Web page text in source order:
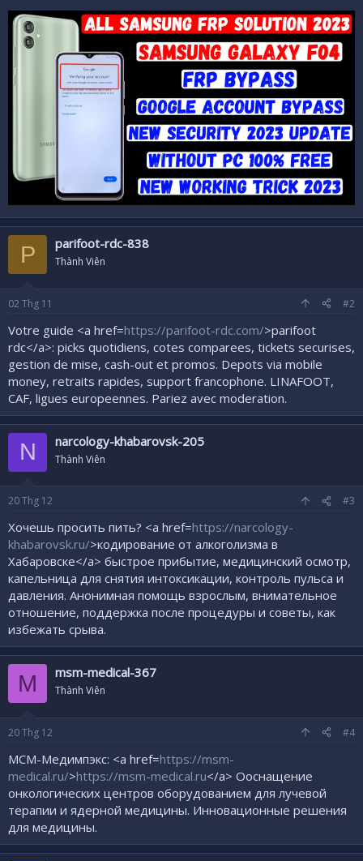
P parifoot-rdc-838
Thành Viên
02 Thg 11 #2
Votre guide <a href=https://parifoot-rdc.com/>parifoot
rdc</a>: picks quotidiens, cotes comparees, tickets securises,
gestion de mise, cash-out et promos. Depots via mobile
money, retraits rapides, support francophone. LINAFOOT,
CAF, ligues europeennes. Pariez avec moderation.
N narcology-khabarovsk-205
Thành Viên
20Thg 12 #3
Хочешь просить пить? <a href=https://narcology-
khabarovsk.ru/>кодирование от алкоголизма в
Хабаровске</a> быстрое прибытие, медицинский осмотр,
капельница для снятия интоксикации, контроль пульса и
давления. Анонимная помощь взрослым, внимательное
отношение, поддержка после процедуры и советы, как
избежать срыва.
M msm-medical-367
Thành Viên
20Thg 12 #4
МСМ-Медимпэкс: <a href=https://msm-
medical.ru/>https://msm-medical.ru</a> Ооснащение
онкологических центров оборудованием для лучевой
терапии и ядерной медицины. Инновационные решения
для медицины.